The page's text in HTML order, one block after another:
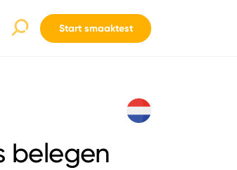
Start smaaktest
belegen